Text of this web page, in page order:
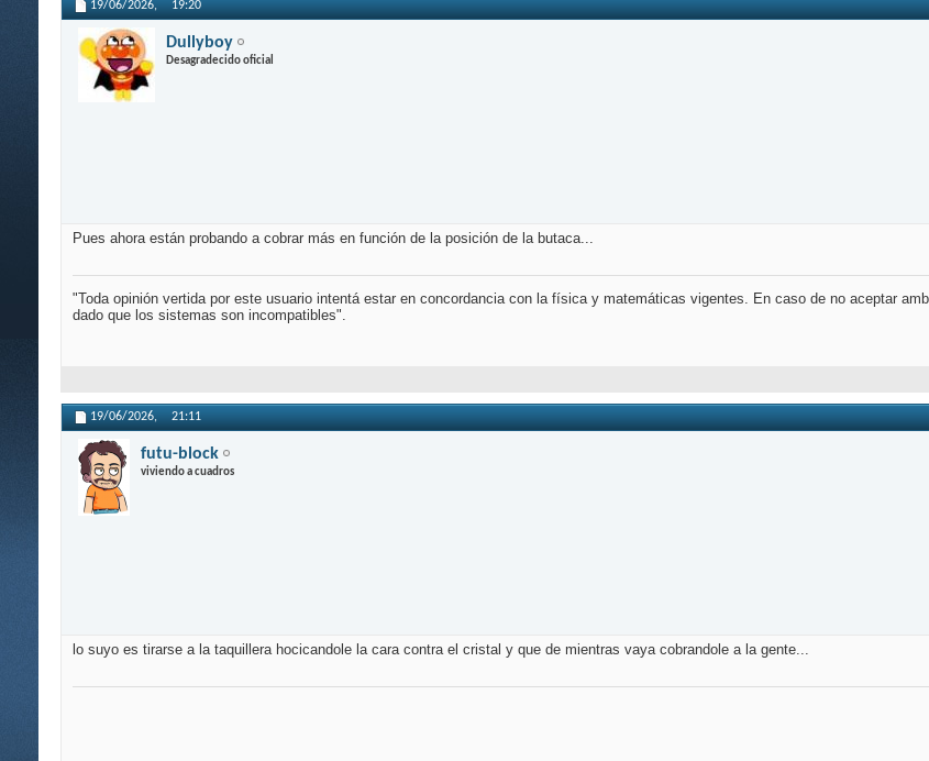
19/06/2026, 19:20
Dullyboy
Desagradecido oficial
Pues ahora están probando a cobrar más en función de la posición de la butaca...
"Toda opinión vertida por este usuario intentá estar en concordancia con la física y matemáticas vigentes. En caso de no aceptar
dado que los sistemas son incompatibles".
19/06/2026, 21:11
futu-block
viviendo a cuadros
lo suyo es tirarse a la taquillera hocicandole la cara contra el cristal y que de mientras vaya cobrandole a la gente...